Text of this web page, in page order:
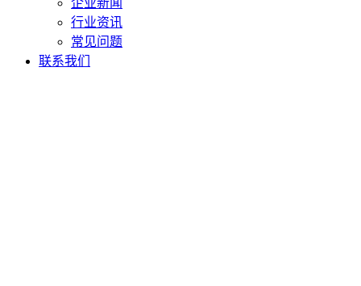
企业新闻
行业资讯
常见问题
联系我们